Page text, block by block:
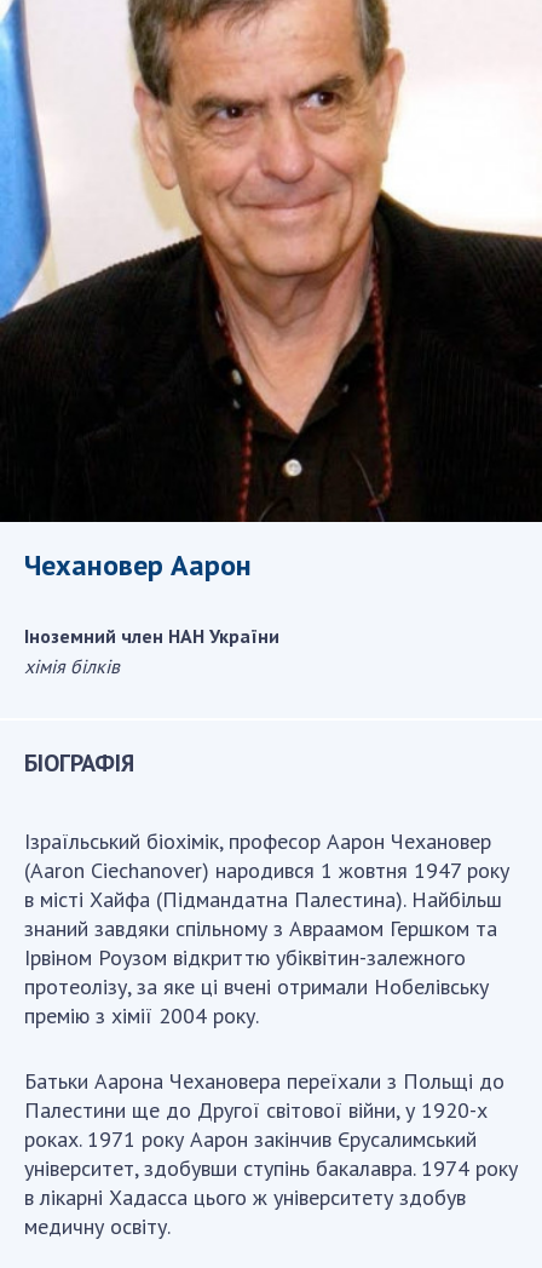
СТРУКТУРА
Президія НАН України
Апарат Президії
Секція фізико-технічних і математичних
наук
Секція хімічних і біологічних наук
Секція суспільних і гуманітарних наук
Установи при Президії
Ради, комітети та комісії
Наукові центри МОН та НАН України
Громадські організації
ДІЯЛЬНІСТЬ
Засідання Президії НАН України
Сесії Загальних зборів НАН України
Наукові публікації та видавнича діяльність
трансфер технологій в наукових установах
Наукові об'єкти, що становлять національне
надбання
Центри колективного користування
науковими приладами НАН України
Оцінювання ефективності діяльності
наукових установ
Відкрита наука в НАН України
Підготовка наукових кадрів
Робота з молоддю
Чехановер Аарон
Іноземний член НАН України
хімія білків
БІОГРАФІЯ
Ізраїльський біохімік, професор Аарон Чехановер
(Aaron Ciechanover) народився 1 жовтня 1947 року
в місті Хайфа (Підмандатна Палестина). Найбільш
знаний завдяки спільному з Авраамом Гершком та
Ірвіном Роузом відкриттю убіквітин-залежного
протеолізу, за яке ці вчені отримали Нобелівську
премію з хімії 2004 року.
Батьки Аарона Чехановера переїхали з Польщі до
Палестини ще до Другої світової війни, у 1920-х
роках. 1971 року Аарон закінчив Єрусалимський
університет, здобувши ступінь бакалавра. 1974 року
в лікарні Хадасса цього ж університету здобув
медичну освіту.